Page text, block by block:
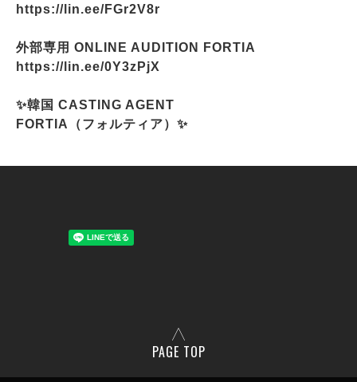
https://lin.ee/FGr2V8r
外部専用 ONLINE AUDITION FORTIA
https://lin.ee/0Y3zPjX
✨韓国 CASTING AGENT
FORTIA（フォルティア）✨
PAGE TOP